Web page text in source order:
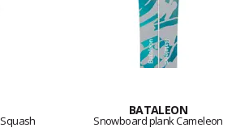
BATALEON
Snowboard plank Cameleon